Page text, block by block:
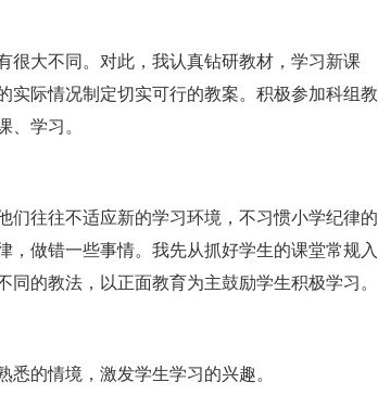
很大不同。对此，我认真钻研教材，学习新课
实际情况制定切实可行的教案。积极参加科组教
、学习。
们往往不适应新的学习环境，不习惯小学纪律的
做错一些事情。我先从抓好学生的课堂常规入
的教法，以正面教育为主鼓励学生积极学习。
的情境，激发学生学习的兴趣。